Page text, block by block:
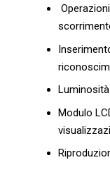
Modulo